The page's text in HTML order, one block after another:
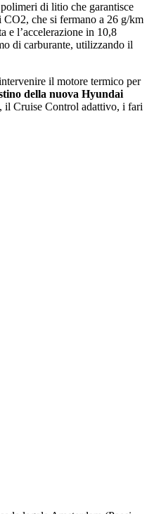
di litio che garantisce
CO2, che si fermano a 26 g/km
e lʼaccelerazione in 10,8
di carburante, utilizzando il
il motore termico per
della nuova Hyundai
il Cruise Control adattivo, i fari